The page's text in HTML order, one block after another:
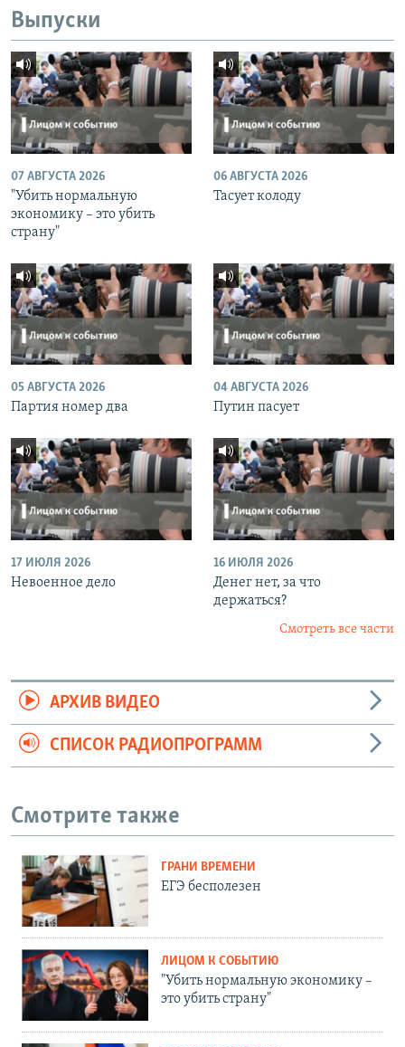
Выпуски
07 АВГУСТА 2026
"Убить нормальную
экономику – это убить
страну"
06 АВГУСТА 2026
Тасует колоду
05 АВГУСТА 2026
Партия номер два
04 АВГУСТА 2026
Путин пасует
17 ИЮЛЯ 2026
Невоенное дело
16 ИЮЛЯ 2026
Денег нет, за что
держаться?
Смотреть все части
АРХИВ ВИДЕО
СПИСОК РАДИОПРОГРАММ
Смотрите также
ГРАНИ ВРЕМЕНИ
ЕГЭ бесполезен
ЛИЦОМ К СОБЫТИЮ
"Убить нормальную экономику –
это убить страну"